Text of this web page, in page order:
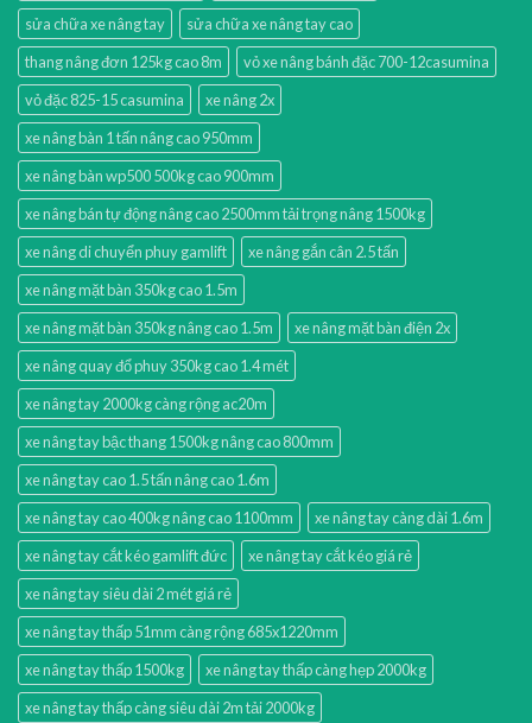
sửa chữa xe nâng tay
sửa chữa xe nâng tay cao
thang nâng đơn 125kg cao 8m
vỏ xe nâng bánh đặc 700-12casumina
vỏ đặc 825-15 casumina
xe nâng 2x
xe nâng bàn 1 tấn nâng cao 950mm
xe nâng bàn wp500 500kg cao 900mm
xe nâng bán tự động nâng cao 2500mm tải trọng nâng 1500kg
xe nâng di chuyển phuy gamlift
xe nâng gắn cân 2.5 tấn
xe nâng mặt bàn 350kg cao 1.5m
xe nâng mặt bàn 350kg nâng cao 1.5m
xe nâng mặt bàn điện 2x
xe nâng quay đổ phuy 350kg cao 1.4 mét
xe nâng tay 2000kg càng rộng ac20m
xe nâng tay bậc thang 1500kg nâng cao 800mm
xe nâng tay cao 1.5 tấn nâng cao 1.6m
xe nâng tay cao 400kg nâng cao 1100mm
xe nâng tay càng dài 1.6m
xe nâng tay cắt kéo gamlift đức
xe nâng tay cắt kéo giá rẻ
xe nâng tay siêu dài 2 mét giá rẻ
xe nâng tay thấp 51mm càng rộng 685x1220mm
xe nâng tay thấp 1500kg
xe nâng tay thấp càng hẹp 2000kg
xe nâng tay thấp càng siêu dài 2m tải 2000kg